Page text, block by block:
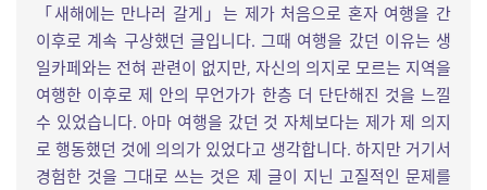
「새해에는 만나러 갈게」는 제가 처음으로 혼자 여행을 간
이후로 계속 구상했던 글입니다. 그때 여행을 갔던 이유는 생
일카페와는 전혀 관련이 없지만, 자신의 의지로 모르는 지역을
여행한 이후로 제 안의 무언가가 한층 더 단단해진 것을 느낄
수 있었습니다. 아마 여행을 갔던 것 자체보다는 제가 제 의지
로 행동했던 것에 의의가 있었다고 생각합니다. 하지만 거기서
경험한 것을 그대로 쓰는 것은 제 글이 지닌 고질적인 문제를